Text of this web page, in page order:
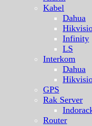
Kabel
Dahua
Infinity
LS
Interkom
Dahua
GPS
Rak Server
Router